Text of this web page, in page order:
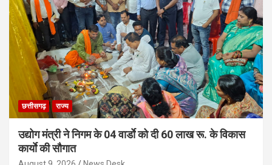
छत्तीसगढ़ राज्य
उद्योग मंत्री ने निगम के 04 वार्डाे को दी 60 लाख रू. के विकास
कार्याे की सौगात